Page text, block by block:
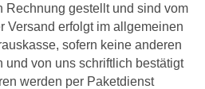
Rechnung gestellt und sind vom
Versand erfolgt im allgemeinen
sofern keine anderen
und von uns schriftlich bestätigt
werden per Paketdienst